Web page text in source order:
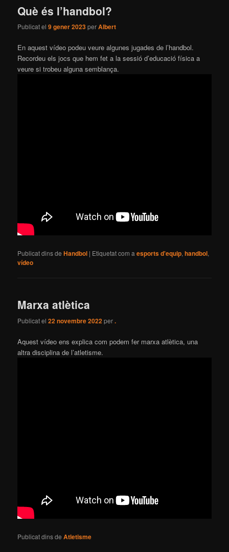
Què és l’handbol?
Publicat el9 gener 2023perAlbert
En aquest vídeo podeu veure algunes jugades de l’handbol.
Recordeu els jocs que hem fet a la sessió d’educació física a
veure si trobeu alguna semblança.
Publicat dins de Handbol | Etiquetat com a esports d'equip,handbol,
vídeo
Marxa atlètica
Publicat el22 novembre 2022per.
Aquest vídeo ens explica com podem fer marxa atlètica, una
altra disciplina de l’atletisme.
Publicat dins de Atletisme